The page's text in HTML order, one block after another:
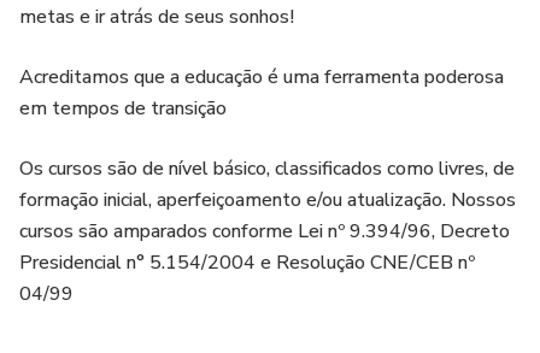
metas e ir atrás de seus sonhos!
Acreditamos que a educação é uma ferramenta poderosa
em tempos de transição
Os cursos são de nível básico, classificados como livres, de
formação inicial, aperfeiçoamento e/ou atualização. Nossos
cursos são amparados conforme Lei nº 9.394/96, Decreto
Presidencial n° 5.154/2004 e Resolução CNE/CEB nº
04/99